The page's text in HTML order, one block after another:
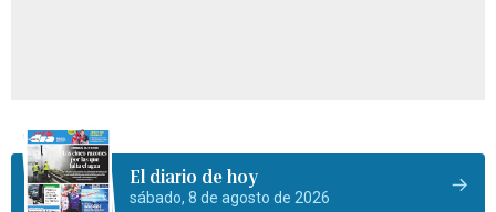
El diario de hoy
sábado, 8 de agosto de 2026